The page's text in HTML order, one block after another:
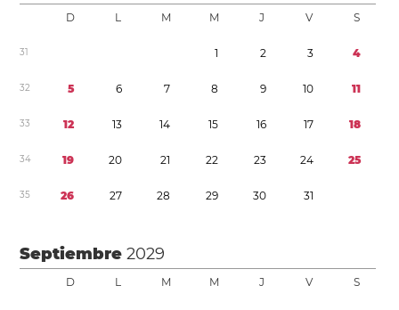
D L M M J V S
31 1 2 3 4
32 5 6 7 8 9 10 11
33 12 13 14 15 16 17 18
34 19 20 21 22 23 24 25
35 26 27 28 29 30 31
Septiembre2029
D L M M J V S